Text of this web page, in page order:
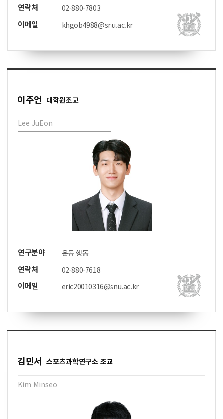
연락처 02-880-7803
이메일 khgob4988@snu.ac.kr
이주언 대학원조교
Lee JuEon
연구분야 운동 행동
연락처 02-880-7618
이메일 eric20010316@snu.ac.kr
김민서 스포츠과학연구소 조교
Kim Minseo